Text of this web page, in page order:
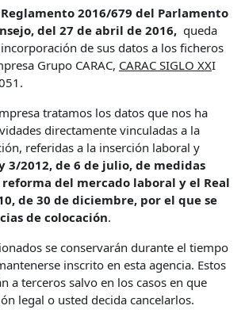
Reglamento 2016/679 del Parlamento
del 27 de abril de 2016, queda
de sus datos a los ficheros
Grupo CARAC, CARAC SIGLO XXI
tratamos los datos que nos ha
directamente vinculadas a la
referidas a la inserción laboral y
3/2012, de 6 de julio, de medidas
del mercado laboral y el Real
de 30 de diciembre, por el que se
de colocación.
se conservarán durante el tiempo
inscrito en esta agencia. Estos
a terceros salvo en los casos en que
legal o usted decida cancelarlos.